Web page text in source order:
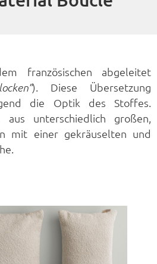
französischen abgeleitet
). Diese Übersetzung
die Optik des Stoffes.
aus unterschiedlich großen,
mit einer gekräuselten und